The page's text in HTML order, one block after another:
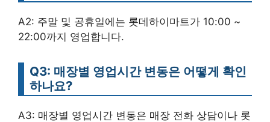
A2: 주말 및 공휴일에는 롯데하이마트가 10:00 ~
22:00까지 영업합니다.
Q3: 매장별 영업시간 변동은 어떻게 확인
하나요?
A3: 매장별 영업시간 변동은 매장 전화 상담이나 롯